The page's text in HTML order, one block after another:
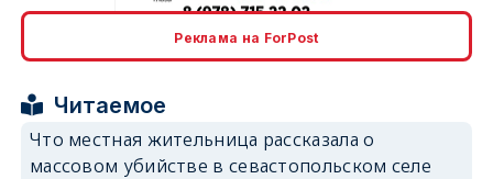
Реклама на ForPost
Читаемое
Что местная жительница рассказала о
массовом убийстве в севастопольском селе